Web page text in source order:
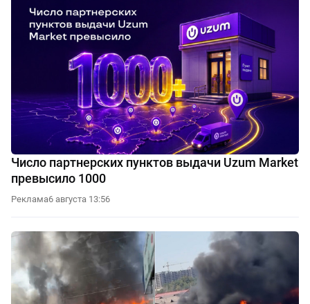
Число партнерских пунктов выдачи Uzum Market
превысило 1000
Реклама6 августа 13:56